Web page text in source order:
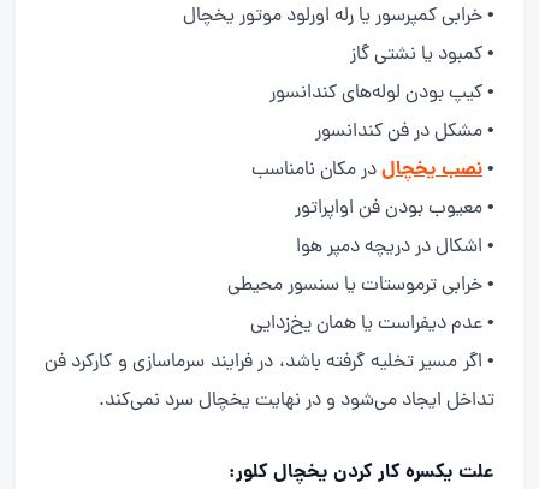
• خرابی کمپرسور یا رله اورلود موتور یخچال
• کمبود یا نشتی گاز
• کیپ بودن لوله‌های کندانسور
• مشکل در فن کندانسور
•نصب یخچالدر مکان نامناسب
• معیوب بودن فن اواپراتور
• اشکال در دریچه دمپر هوا
• خرابی ترموستات یا سنسور محیطی
• عدم دیفراست یا همان یخ‌زدایی
• اگر مسیر تخلیه گرفته باشد، در فرایند سرماسازی و کارکرد فن
تداخل ایجاد می‌شود و در نهایت یخچال سرد نمی‌کند.
علت یکسره کار کردن یخچال کلور: